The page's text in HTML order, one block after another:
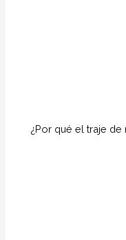
¿Por qué el traje